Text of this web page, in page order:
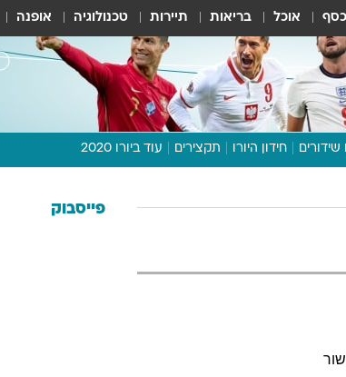
כסף אוכל בריאות תיירות טכנולוגיה אופנה
שידורים חידון היורו תקצירים עוד ביורו 2020
תכנית היורו פייסבוק